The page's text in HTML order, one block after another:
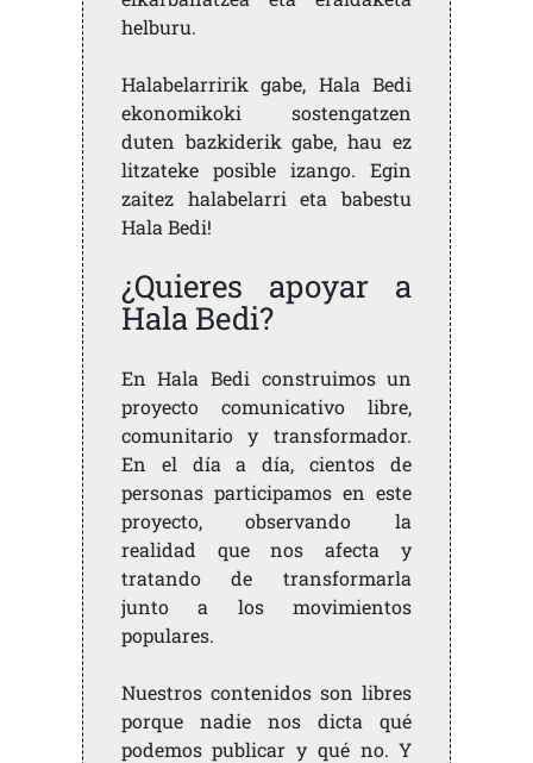
helburu.
Halabelarririk gabe, Hala Bedi
ekonomikoki sostengatzen
duten bazkiderik gabe, hau ez
litzateke posible izango. Egin
zaitez halabelarri eta babestu
Hala Bedi!
¿Quieres apoyar a
Hala Bedi?
En Hala Bedi construimos un
proyecto comunicativo libre,
comunitario y transformador.
En el día a día, cientos de
personas participamos en este
proyecto, observando la
realidad que nos afecta y
tratando de transformarla
junto a los movimientos
populares.
Nuestros contenidos son libres
porque nadie nos dicta qué
podemos publicar y qué no. Y